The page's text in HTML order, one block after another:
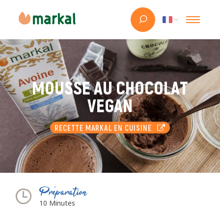
MOUSSE AU CHOCOLAT
VEGAN
RECETTE MARKAL EN CUISINE
Préparation
10 Minutes